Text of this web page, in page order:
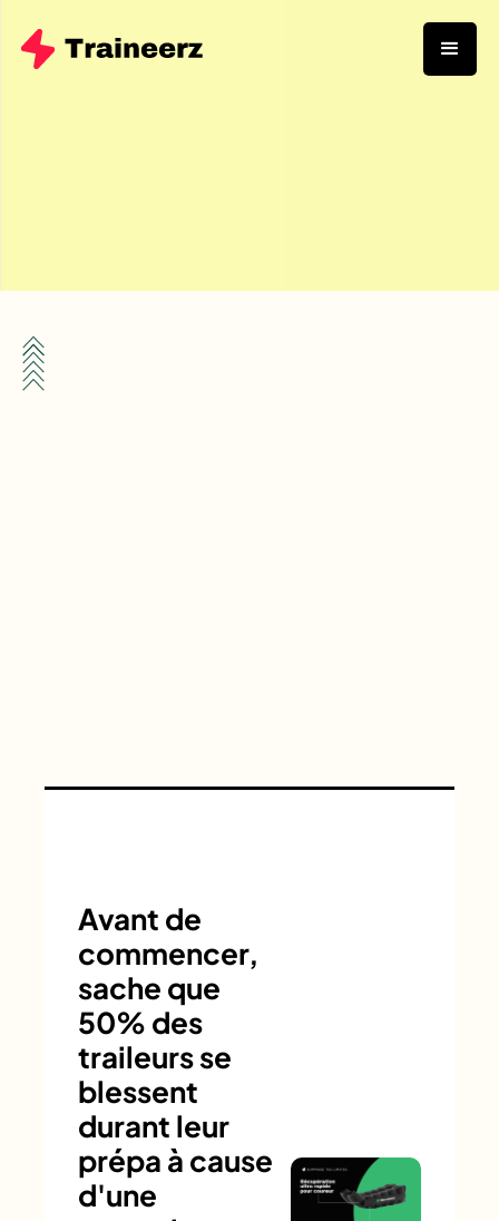
Avant de
commencer,
sache que
50% des
traileurs se
blessent
durant leur
prépa à cause
d'une